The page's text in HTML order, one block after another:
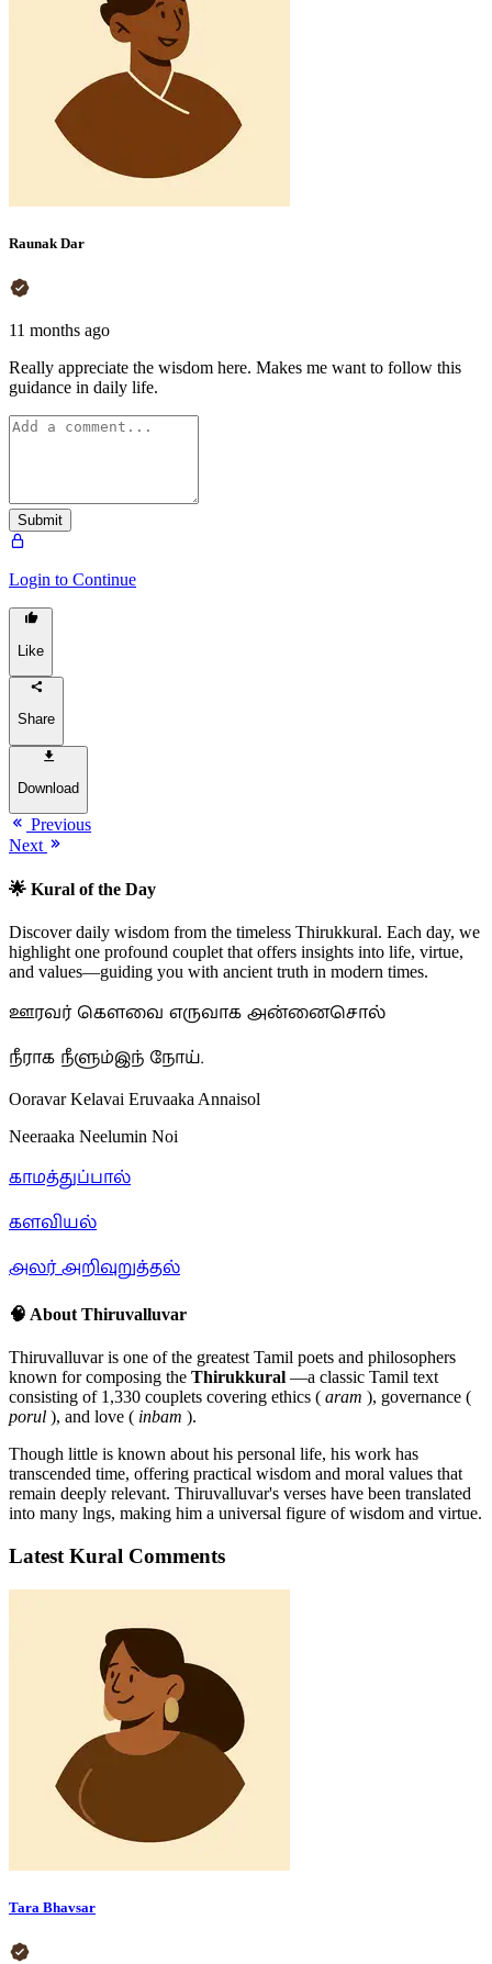
Raunak Dar
11 months ago
Really appreciate the wisdom here. Makes me want to follow this
guidance in daily life.
Submit
Login to Continue
Like
Share
Download
Previous
Next
🌟 Kural of the Day
Discover daily wisdom from the timeless Thirukkural. Each day, we
highlight one profound couplet that offers insights into life, virtue,
and values—guiding you with ancient truth in modern times.
ஊரவர் கெளவை எருவாக அன்னைசொல்
நீராக நீளும்இந் நோய்.
Ooravar Kelavai Eruvaaka Annaisol
Neeraaka Neelumin Noi
காமத்துப்பால்
களவியல்
அலர் அறிவுறுத்தல்
🧠 About Thiruvalluvar
Thiruvalluvar is one of the greatest Tamil poets and philosophers
known for composing the Thirukkural —a classic Tamil text
consisting of 1,330 couplets covering ethics ( aram ), governance (
porul ), and love ( inbam ).
Though little is known about his personal life, his work has
transcended time, offering practical wisdom and moral values that
remain deeply relevant. Thiruvalluvar's verses have been translated
into many lngs, making him a universal figure of wisdom and virtue.
Latest Kural Comments
Tara Bhavsar